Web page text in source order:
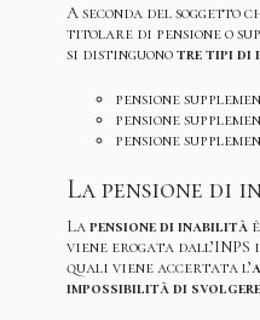
A seconda del soggetto
titolare di pensione o
si distinguonotre tipi di
pensione
pensione
pensione
La pensione di
Lapensione di inabilità
viene erogata
quali viene accertata l’
impossibilità di